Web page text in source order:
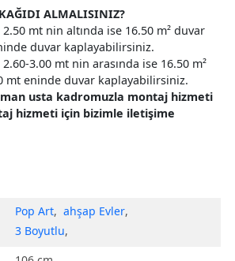
ALMALISINIZ?
mt nin altında ise 16.50 m² duvar
duvar kaplayabilirsiniz.
3.00 mt nin arasında ise 16.50 m²
mt eninde duvar kaplayabilirsiniz.
usta kadromuzla montaj hizmeti
hizmeti için bizimle iletişime
Pop Art, ahşap Evler,
3 Boyutlu,